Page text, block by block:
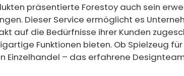
präsentierte Forestoy auch sein
Dieser Service ermöglicht es
auf die Bedürfnisse ihrer Kunden
Funktionen bieten. Ob Spielzeug
Einzelhandel – das erfahrene